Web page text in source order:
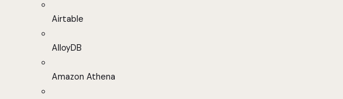
Airtable
AlloyDB
Amazon Athena